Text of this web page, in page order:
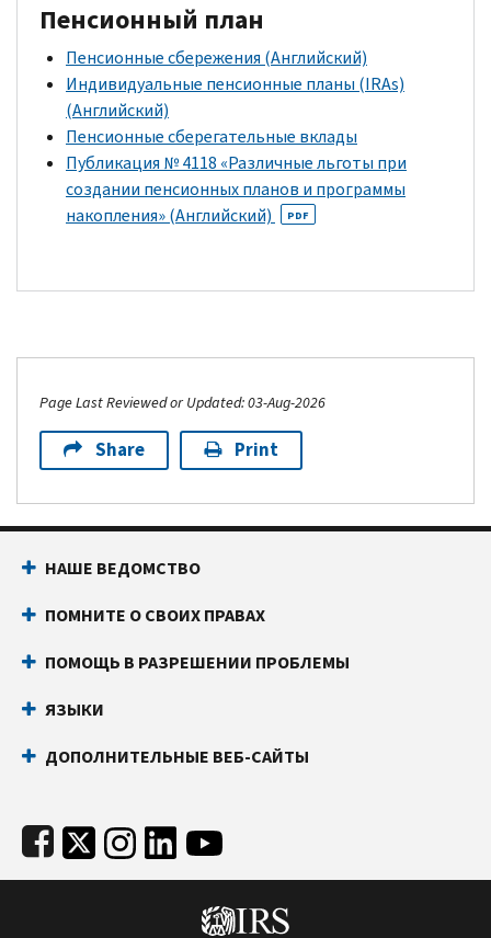
Пенсионный план
Пенсионные сбережения (Английский)
Индивидуальные пенсионные планы (IRAs)
(Английский)
Пенсионные сберегательные вклады
Публикация № 4118 «Различные льготы при
создании пенсионных планов и программы
накопления» (Английский)
PDF
Page Last Reviewed or Updated: 03-Aug-2026
Share Print
Footer Navigation
НАШЕ ВЕДОМСТВО
ПОМНИТЕ О СВОИХ ПРАВАХ
ПОМОЩЬ В РАЗРЕШЕНИИ ПРОБЛЕМЫ
ЯЗЫКИ
ДОПОЛНИТЕЛЬНЫЕ ВЕБ-САЙТЫ